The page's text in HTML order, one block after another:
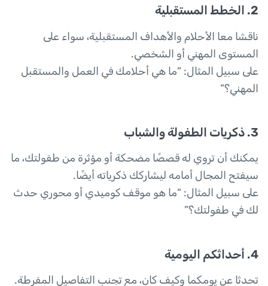
2. الخطط المستقبلية
ناقشا معا الأحلام والأهداف المستقبلية، سواء على
المستوى المهني أو الشخصي.
على سبيل المثال: “ما هي أحلامك في العمل والمستقبل
المهني؟”
3. ذكريات الطفولة والشباب
يمكنك أن تروي له قصصًا مضحكة أو مؤثرة من طفولتك، ما
سيفتح المجال أمامه ليشاركك ذكرياته أيضًا.
على سبيل المثال: “ما هو موقف كوميدي أو محوري حدث
لك في طفولتك؟”
4. أحداثكم اليومية
تحدثا عن يومكما وكيف كان، مع تجنب التفاصيل المفرطة.